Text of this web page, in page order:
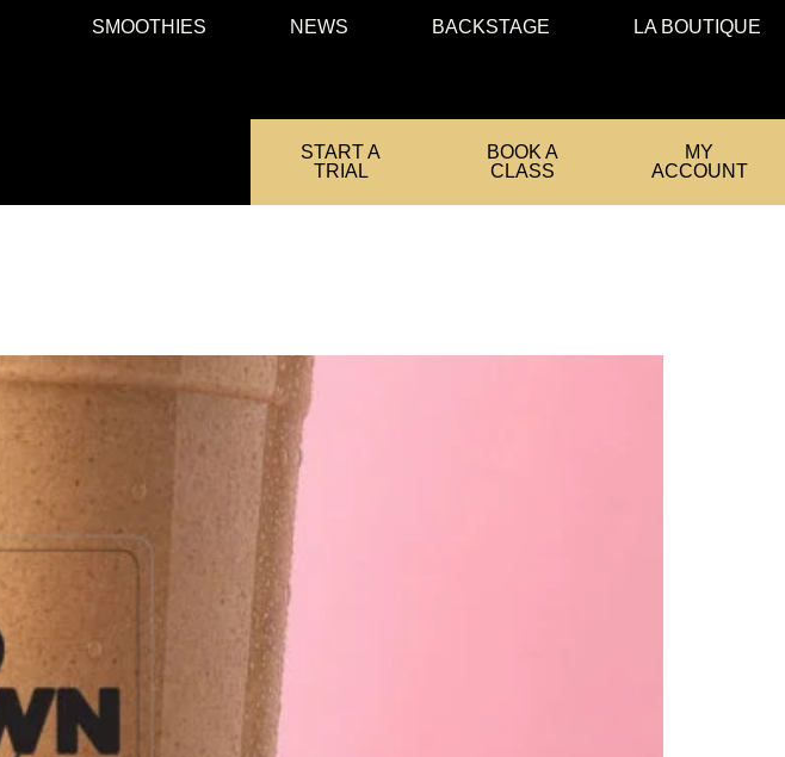
SMOOTHIES NEWS BACKSTAGE LA BOUTIQUE
MY
ACCOUNT
BOOK A
CLASS
START A
TRIAL